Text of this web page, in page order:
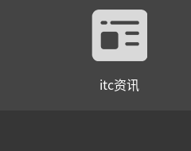
itc资讯